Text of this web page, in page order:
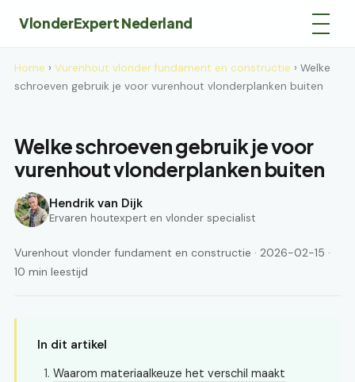
VlonderExpert Nederland
Home › Vurenhout vlonder fundament en constructie › Welke
schroeven gebruik je voor vurenhout vlonderplanken buiten
Welke schroeven gebruik je voor
vurenhout vlonderplanken buiten
Hendrik van Dijk
Ervaren houtexpert en vlonder specialist
Vurenhout vlonder fundament en constructie · 2026-02-15 ·
10 min leestijd
In dit artikel
Waarom materiaalkeuze het verschil maakt